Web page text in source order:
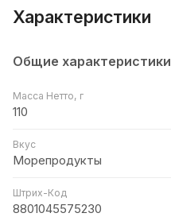
Характеристики
Общие характеристики
Масса Нетто, г
110
Вкус
Морепродукты
Штрих-Код
8801045575230